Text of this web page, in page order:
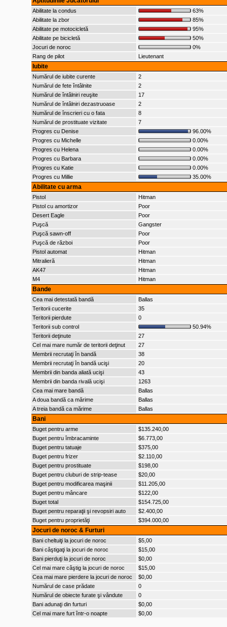
Abilitate la condus
63%
Abilitate la zbor
85%
Abilitate pe motocicletă
95%
Abilitate pe bicicletă
50%
Jocuri de noroc
0%
Rang de pilot
Lieutenant
Iubite
Numărul de iubite curente
2
Numărul de fete întâlnite
2
Numărul de întâlniri reuşite
17
Numărul de întâlniri dezastruoase
2
Numărul de înscrieri cu o fata
8
Numărul de prostituate vizitate
7
Progres cu Denise
96.00%
Progres cu Michelle
0.00%
Progres cu Helena
0.00%
Progres cu Barbara
0.00%
Progres cu Katie
0.00%
Progres cu Millie
35.00%
Abilitate cu arma
Pistol
Hitman
Pistol cu amortizor
Poor
Desert Eagle
Poor
Puşcă
Gangster
Puşcă sawn-off
Poor
Puşcă de război
Poor
Pistol automat
Hitman
Mitralieră
Hitman
AK47
Hitman
M4
Hitman
Bande
Cea mai detestată bandă
Ballas
Teritorii cucerite
35
Teritorii pierdute
0
Teritorii sub control
50.94%
Teritorii deţinute
27
Cel mai mare număr de teritorii deţinut
27
Membrii recrutaţi în bandă
38
Membrii recrutaţi în bandă ucişi
20
Membrii din banda aliată ucişi
43
Membrii din banda rivală ucişi
1263
Cea mai mare bandă
Ballas
A doua bandă ca mărime
Ballas
A treia bandă ca mărime
Ballas
Bani
Buget pentru arme
$135.240,00
Buget pentru îmbracaminte
$6.773,00
Buget pentru tatuaje
$375,00
Buget pentru frizer
$2.110,00
Buget pentru prostituate
$198,00
Buget pentru cluburi de strip-tease
$20,00
Buget pentru modificarea maşinii
$11.205,00
Buget pentru mâncare
$122,00
Buget total
$154.725,00
Buget pentru reparaţii şi revopsiri auto
$2.400,00
Buget pentru proprietăţi
$394.000,00
Jocuri de noroc & Furturi
Bani cheltuiţi la jocuri de noroc
$5,00
Bani câştigaţi la jocuri de noroc
$15,00
Bani pierduţi la jocuri de noroc
$0,00
Cel mai mare câştig la jocuri de noroc
$15,00
Cea mai mare pierdere la jocuri de noroc
$0,00
Numărul de case prădate
0
Numărul de obiecte furate şi vândute
0
Bani adunaţi din furturi
$0,00
Cel mai mare furt într-o noapte
$0,00